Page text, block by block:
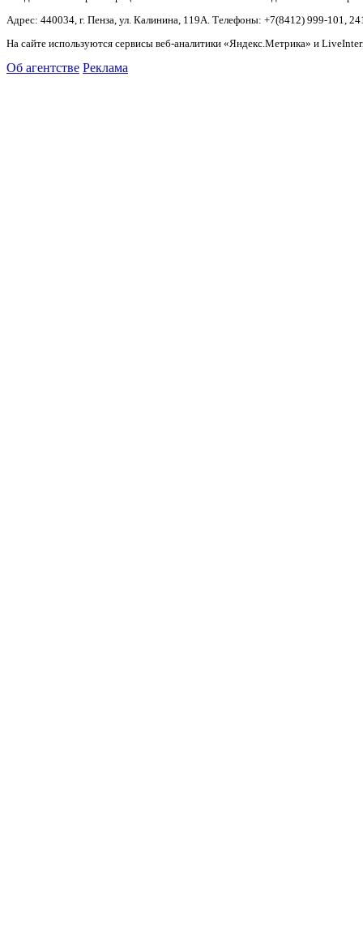
Адрес: 440034, г. Пенза, ул. Калинина, 119А. Телефоны: +7(8412) 999-101,
На сайте используются сервисы веб-аналитики «Яндекс.Метрика» и
Об агентстве Реклама